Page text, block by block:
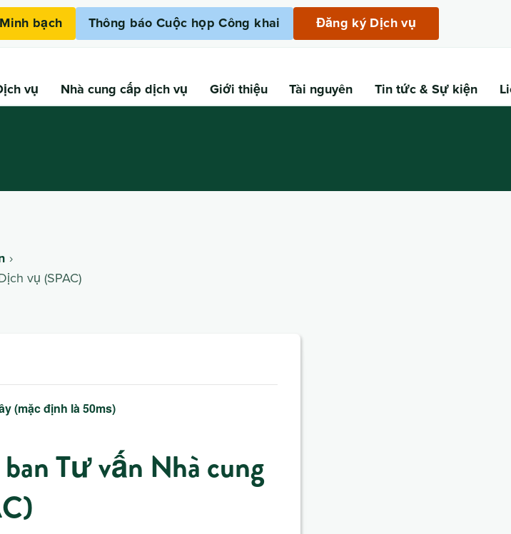
Minh bạch Thông báo Cuộc họp Công khai Đăng ký Dịch vụ
vụ Nhà cung cấp dịch vụ Giới thiệu Tài nguyên Tin tức& Sự kiện
vụ (SPAC)
(mặc định là 50ms)
Tư vấn Nhà cung